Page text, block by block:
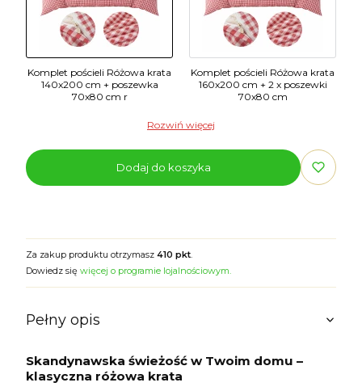
Komplet pościeli Różowa krata
140x200 cm + poszewka
70x80 cm r
Komplet pościeli Różowa krata
160x200 cm + 2 x poszewki
70x80 cm
Rozwiń więcej
Dodaj do koszyka
Za zakup produktu otrzymasz 410 pkt.
Dowiedz się więcej o programie lojalnościowym.
Pełny opis
Skandynawska świeżość w Twoim domu –
klasyczna różowa krata